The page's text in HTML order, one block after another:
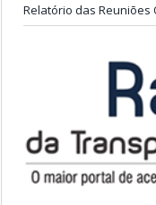
Relatório das Reuniões